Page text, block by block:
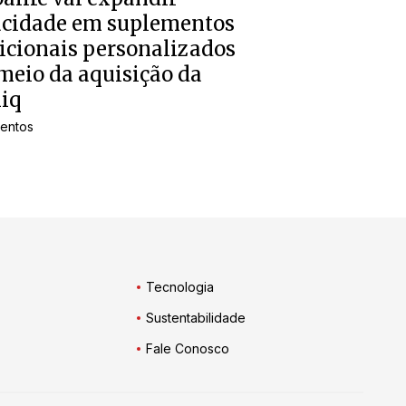
em suplementos
personalizados
da aquisição da
Tecnologia
Sustentabilidade
Fale Conosco